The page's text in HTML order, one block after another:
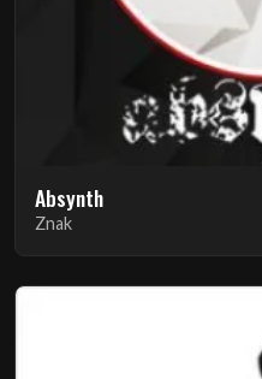
Absynth
Znak